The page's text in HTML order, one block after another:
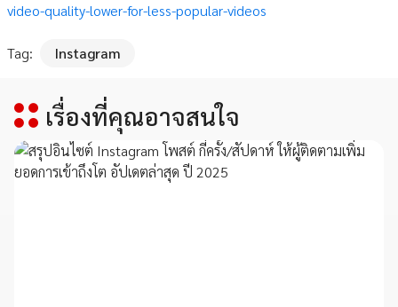
video-quality-lower-for-less-popular-videos
Tag: Instagram
เรื่องที่คุณอาจสนใจ